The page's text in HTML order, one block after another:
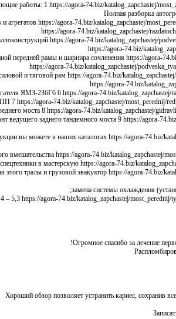
работы: 1 https://agora-74.biz/katalog_zapchastej/
Полная разборка
https://agora-74.biz/katalog_zapchastej/
передней рамы и шарнира сочленения https://agora-
и тяговой рам https://agora-74.biz/
ЯМЗ-236Г6 6 https://agora-74.biz/katalog_zapchastej/
7 https://agora-74.biz/katalog_zapchastej/most_perednij/
моста 8 https://agora-74.biz/katalog_zapchastej/
ведущего заднего тандемного моста 9 https://agora-
вы можете в наших каталогах https://agora-74.biz/
https://agora-74.biz/katalog_zapchastej/
в мастерскую https://agora-74.biz/
этого тралы и грузовой эвакуатор https://agora-74.biz/
Огромное спасибо за лечение
Хороший обзор позволяет устранить кариес, сохранив